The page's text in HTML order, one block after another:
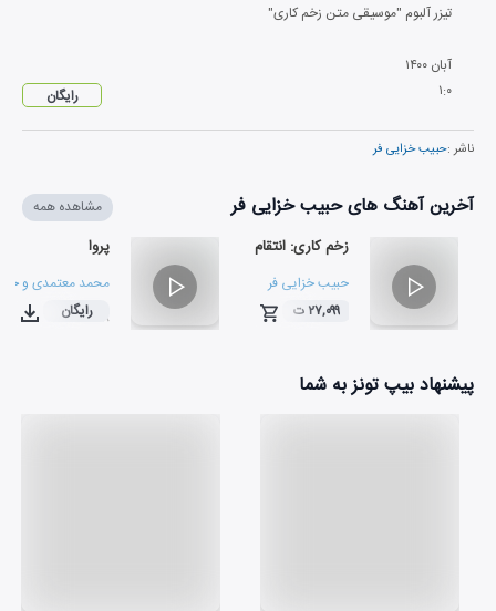
تیزر آلبوم "موسیقی متن زخم کاری"
آبان ۱۴۰۰
۱:۰ رایگان
ناشر :حبیب خزایی فر
آخرین آهنگ های حبیب خزایی فر مشاهده همه
زخم کاری: انتقام
حبیب خزایی فر
۰۳:۱۳
۲۷,۰۹۹ ت
پروا
محمد معتمدی و
۰۲:۵۸رایگان
پیشنهاد بیپ تونز به شما